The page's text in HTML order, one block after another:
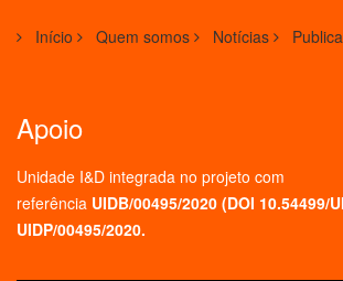
Início Quem somos Notícias
Apoio
Unidade I&D integrada no projeto com
referência UIDB/00495/2020 (DOI 10.54499/
UIDP/00495/2020.